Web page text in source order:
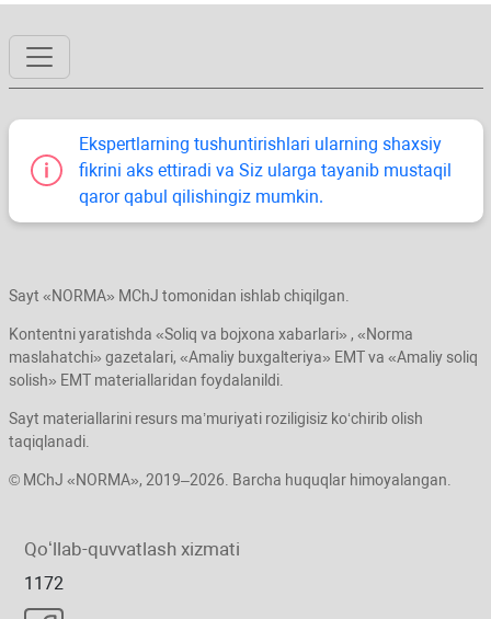
Ekspertlarning tushuntirishlari ularning shaхsiy
fikrini aks ettiradi va Siz ularga tayanib mustaqil
qaror qabul qilishingiz mumkin.
Sayt «NORMA» MChJ tomonidan ishlab chiqilgan.
Kontentni yaratishda «Soliq va bojхona хabarlari» , «Norma
maslahatchi» gazetalari, «Amaliy buхgalteriya» EMT va «Amaliy soliq
solish» EMT materiallaridan foydalanildi.
Sayt materiallarini resurs ma’muriyati roziligisiz koʻchirib olish
taqiqlanadi.
© MChJ «NORMA», 2019–2026. Barcha huquqlar himoyalangan.
Qoʻllab-quvvatlash хizmati
1172